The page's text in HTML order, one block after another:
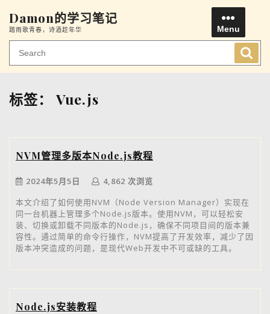
to
content
Damon的学习笔记
踏雨歌青春，诗酒趁年华 Menu
标签： Vue.js
NVM管理多版本Node.js教程
2024年5月5日
4,862 次浏览
本文介绍了如何使用NVM（Node Version Manager）实现在
同一台机器上管理多个Node.js版本。使用NVM，可以轻松安
装、切换或卸载不同版本的Node.js，确保不同项目间的版本兼
容性。通过简单的命令行操作，NVM提高了开发效率，减少了因
版本冲突造成的问题，是现代Web开发中不可或缺的工具。
Node.js安装教程